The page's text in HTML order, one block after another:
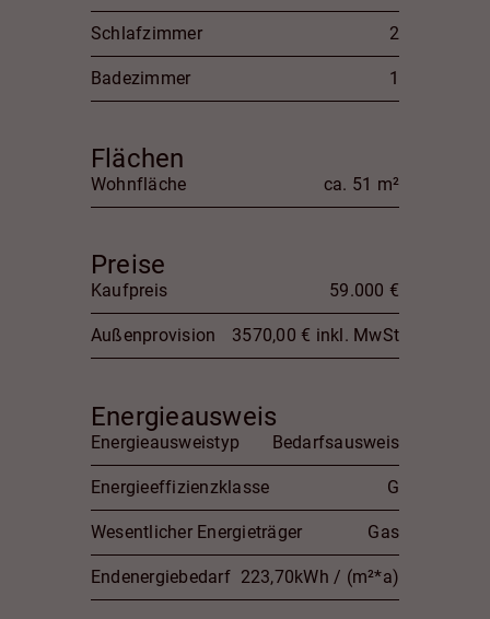
Schlafzimmer 2
Badezimmer 1
Flächen
Wohnfläche ca. 51 m²
Preise
Kaufpreis 59.000 €
Außenprovision 3570,00 € inkl. MwSt
Energieausweis
Energieausweistyp Bedarfsausweis
Energieeffizienzklasse G
Wesentlicher Energieträger Gas
Endenergiebedarf 223,70kWh / (m²*a)